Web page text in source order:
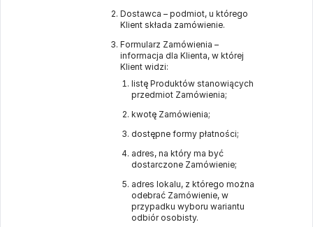
Dostawca – podmiot, u którego
Klient składa zamówienie.
Formularz Zamówienia –
informacja dla Klienta, w której
Klient widzi:
listę Produktów stanowiących
przedmiot Zamówienia;
kwotę Zamówienia;
dostępne formy płatności;
adres, na który ma być
dostarczone Zamówienie;
adres lokalu, z którego można
odebrać Zamówienie, w
przypadku wyboru wariantu
odbiór osobisty.